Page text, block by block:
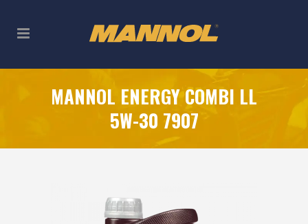
MANNOL ENERGY COMBI LL
5W-30 7907